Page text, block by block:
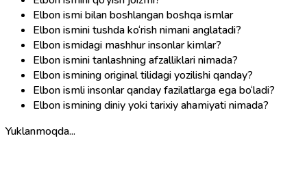
Elbon ismi bilan boshlangan boshqa ismlar
Elbon ismini tushda ko‘rish nimani anglatadi?
Elbon ismidagi mashhur insonlar kimlar?
Elbon ismini tanlashning afzalliklari nimada?
Elbon ismining original tilidagi yozilishi qanday?
Elbon ismli insonlar qanday fazilatlarga ega bo‘ladi?
Elbon ismining diniy yoki tarixiy ahamiyati nimada?
Yuklanmoqda...